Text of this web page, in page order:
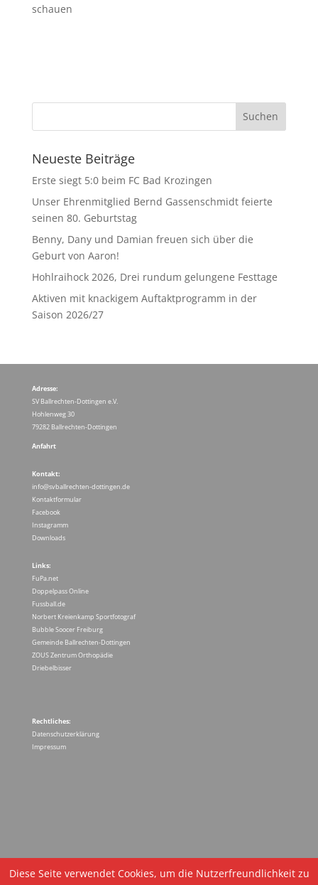
schauen
Neueste Beiträge
Erste siegt 5:0 beim FC Bad Krozingen
Unser Ehrenmitglied Bernd Gassenschmidt feierte
seinen 80. Geburtstag
Benny, Dany und Damian freuen sich über die
Geburt von Aaron!
Hohlraihock 2026, Drei rundum gelungene Festtage
Aktiven mit knackigem Auftaktprogramm in der
Saison 2026/27
Adresse:
SV Ballrechten-Dottingen e.V.
Hohlenweg 30
79282 Ballrechten-Dottingen
Anfahrt
Kontakt:
info@svballrechten-dottingen.de
Kontaktformular
Facebook
Instagramm
Downloads
Links:
FuPa.net
Doppelpass Online
Fussball.de
Norbert Kreienkamp Sportfotograf
Bubble Soocer Freiburg
Gemeinde Ballrechten-Dottingen
ZOUS Zentrum Orthopädie
Driebelbisser
Rechtliches:
Datenschutzerklärung
Impressum
Diese Seite verwendet Cookies, um die Nutzerfreundlichkeit zu